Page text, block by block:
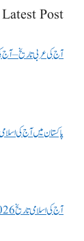
Latest Post
آج کی عربی تاریخ – آج
پاکستان میں آج کی
آج کی اسلامی تاریخ 2026 – آج کی عربی تاریخ 2026